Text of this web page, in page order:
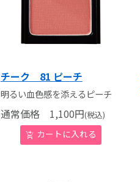
チーク 81 ピーチ
明るい血色感を添えるピーチ
通常価格1,100円(税込)